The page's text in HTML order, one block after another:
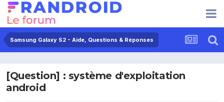
Samsung Galaxy S2 - Aide, Questions & Réponses
[Question] : système d'exploitation
android